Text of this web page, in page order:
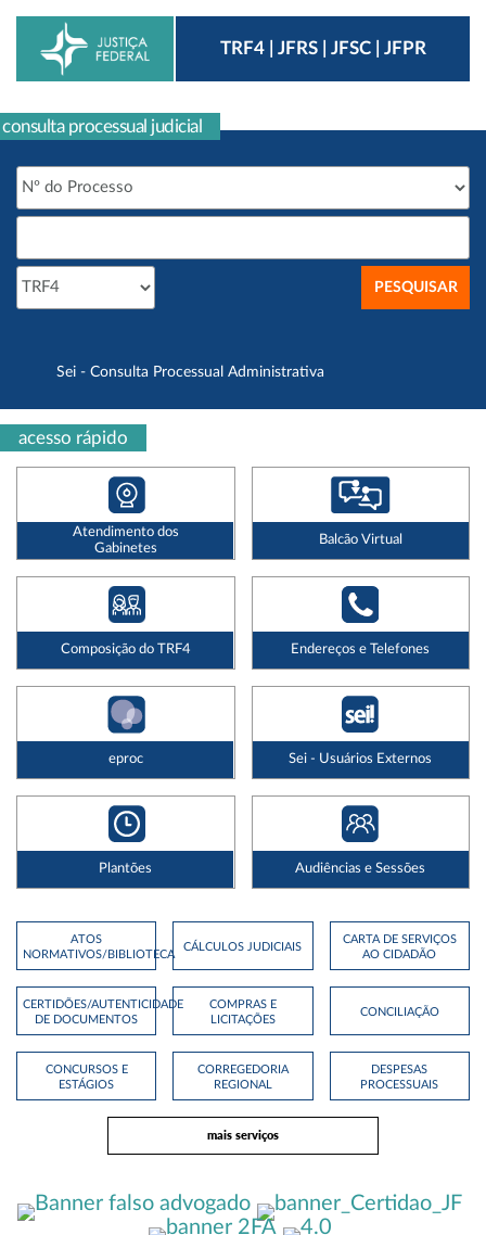
TRF4 | JFRS | JFSC | JFPR
consulta processual judicial
Sei - Consulta Processual Administrativa
acesso rápido
Atendimento dos
Gabinetes
Balcão Virtual
Composição do TRF4 Endereços e Telefones
eproc Sei - Usuários Externos
Plantões Audiências e Sessões
ATOS
NORMATIVOS/BIBLIOTECA
CÁLCULOS JUDICIAIS
CARTA DE SERVIÇOS
AO CIDADÃO
CERTIDÕES/AUTENTICIDADE
DE DOCUMENTOS
COMPRAS E
LICITAÇÕES
CONCILIAÇÃO
CONCURSOS E
ESTÁGIOS
CORREGEDORIA
REGIONAL
DESPESAS
PROCESSUAIS
mais serviços